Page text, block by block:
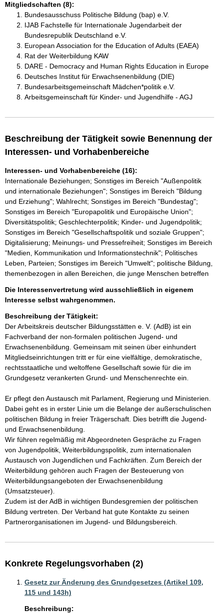
Mitgliedschaften (8):
Bundesausschuss Politische Bildung (bap) e.V.
IJAB Fachstelle für Internationale Jugendarbeit der
Bundesrepublik Deutschland e.V.
European Association for the Education of Adults (EAEA)
Rat der Weiterbildung KAW
DARE - Democracy and Human Rights Education in Europe
Deutsches Institut für Erwachsenenbildung (DIE)
Bundesarbeitsgemeinschaft Mädchen*politik e.V.
Arbeitsgemeinschaft für Kinder- und Jugendhilfe - AGJ
Beschreibung der Tätigkeit sowie Benennung der
Interessen- und Vorhabenbereiche
Interessen- und Vorhabenbereiche (16):
Internationale Beziehungen; Sonstiges im Bereich "Außenpolitik
und internationale Beziehungen"; Sonstiges im Bereich "Bildung
und Erziehung"; Wahlrecht; Sonstiges im Bereich "Bundestag";
Sonstiges im Bereich "Europapolitik und Europäische Union";
Diversitätspolitik; Geschlechterpolitik; Kinder- und Jugendpolitik;
Sonstiges im Bereich "Gesellschaftspolitik und soziale Gruppen";
Digitalisierung; Meinungs- und Pressefreiheit; Sonstiges im Bereich
"Medien, Kommunikation und Informationstechnik"; Politisches
Leben, Parteien; Sonstiges im Bereich "Umwelt"; politische Bildung,
themenbezogen in allen Bereichen, die junge Menschen betreffen
Die Interessenvertretung wird ausschließlich in eigenem
Interesse selbst wahrgenommen.
Beschreibung der Tätigkeit:
Der Arbeitskreis deutscher Bildungsstätten e. V. (AdB) ist ein
Fachverband der non-formalen politischen Jugend- und
Erwachsenenbildung. Gemeinsam mit seinen über einhundert
Mitgliedseinrichtungen tritt er für eine vielfältige, demokratische,
rechtsstaatliche und weltoffene Gesellschaft sowie für die im
Grundgesetz verankerten Grund- und Menschenrechte ein.
Er pflegt den Austausch mit Parlament, Regierung und Ministerien.
Dabei geht es in erster Linie um die Belange der außerschulischen
politischen Bildung in freier Trägerschaft. Dies betrifft die Jugend-
und Erwachsenenbildung.
Wir führen regelmäßig mit Abgeordneten Gespräche zu Fragen
von Jugendpolitik, Weiterbildungspolitik, zum internationalen
Austausch von Jugendlichen und Fachkräften. Zum Bereich der
Weiterbildung gehören auch Fragen der Besteuerung von
Weiterbildungsangeboten der Erwachsenenbildung
(Umsatzsteuer).
Zudem ist der AdB in wichtigen Bundesgremien der politischen
Bildung vertreten. Der Verband hat gute Kontakte zu seinen
Konkrete Regelungsvorhaben (2)
Gesetz zur Änderung des Grundgesetzes (Artikel 109,
115 und 143h)
Beschreibung: